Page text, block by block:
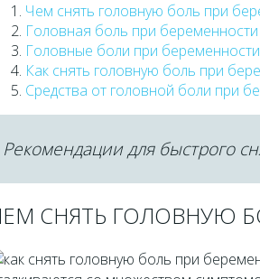
Чем снять головную боль при
Головная боль при беременности
Головные боли при беременности
Как снять головную боль при
Средства от головной боли при
Рекомендации для быстрого
СНЯТЬ ГОЛОВНУЮ